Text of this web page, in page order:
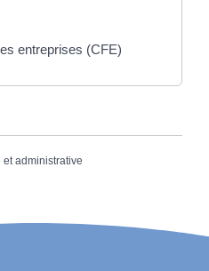
entreprises (CFE)
administrative